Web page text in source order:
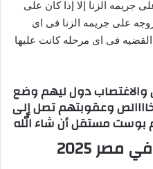
جريمه الزنا إلا إذا كان على
على جريمه الزنا فى اى
فى اى مرحله كانت عليها
دول ليهم وضع
وعقوبتهم تصل إلى
بوست مستقل أن شاء الله
2025